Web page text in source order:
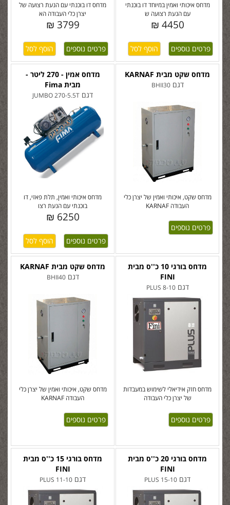
מדחס דו בוכנתי עם הנעת רצועה של
יצרן כלי העבודה הא
3799 ₪
פרטים נוספים
מדחס איכותי ואמין במיוחד דו בוכנתי
עם הנעת רצועה ש
4450 ₪
פרטים נוספים
מדחס אמין - 270 ליטר -
מבית Fima
דגם JUMBO 270-5.5T
מדחס איכותי ואמין, תלת פאזי, דו
בוכנתי עם הנעת רצו
6250 ₪
פרטים נוספים
מדחס שקט מבית KARNAF
דגםBHII30
מדחס שקט, איכותי ואמין של יצרן כלי
העבודה KARNAF
פרטים נוספים
מדחס שקט מבית KARNAF
דגםBHII40
מדחס שקט, איכותי ואמין של יצרן כלי
העבודה KARNAF
פרטים נוספים
מדחס בורגי 10 כ''ס מבית
FINI
דגםPLUS 8-10
מדחס חזק אידיאלי לשימוש במעבדות
של יצרן כלי העבודה
פרטים נוספים
מדחס בורגי 15 כ''ס מבית
FINI
דגם PLUS 11-10
מדחס בורגי 20 כ''ס מבית
FINI
דגם PLUS 15-10